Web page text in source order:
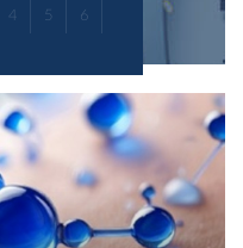
4 5 6